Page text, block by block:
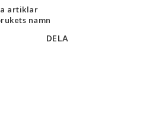
artiklar
namn
DELA